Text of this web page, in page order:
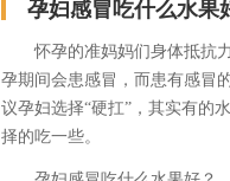
孕妇感冒吃什么水果
怀孕的准妈妈们身体抵抗力
孕期间会患感冒，而患有感冒
议孕妇选择“硬扛”，其实有的
择的吃一些。